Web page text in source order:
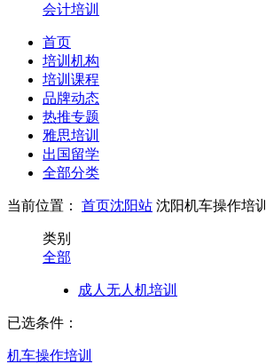
会计培训
首页
培训机构
培训课程
品牌动态
热推专题
雅思培训
出国留学
全部分类
当前位置： 首页沈阳站 沈阳机车操作培训
类别
全部
成人无人机培训
已选条件：
机车操作培训